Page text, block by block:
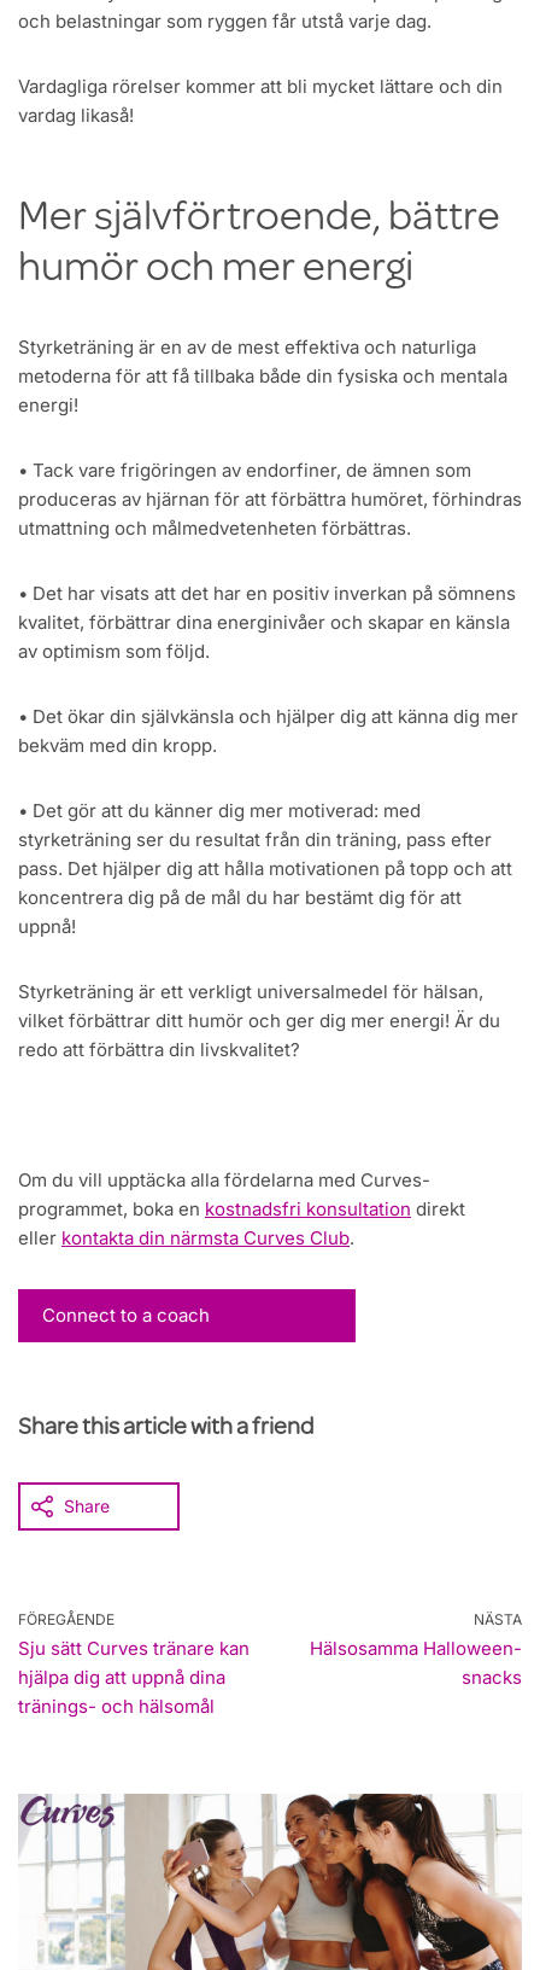
och belastningar som ryggen får utstå varje dag.
Vardagliga rörelser kommer att bli mycket lättare och din
vardag likaså!
Mer självförtroende, bättre
humör och mer energi
Styrketräning är en av de mest effektiva och naturliga
metoderna för att få tillbaka både din fysiska och mentala
energi!
• Tack vare frigöringen av endorfiner, de ämnen som
produceras av hjärnan för att förbättra humöret, förhindras
utmattning och målmedvetenheten förbättras.
• Det har visats att det har en positiv inverkan på sömnens
kvalitet, förbättrar dina energinivåer och skapar en känsla
av optimism som följd.
• Det ökar din självkänsla och hjälper dig att känna dig mer
bekväm med din kropp.
• Det gör att du känner dig mer motiverad: med
styrketräning ser du resultat från din träning, pass efter
pass. Det hjälper dig att hålla motivationen på topp och att
koncentrera dig på de mål du har bestämt dig för att
uppnå!
Styrketräning är ett verkligt universalmedel för hälsan,
vilket förbättrar ditt humör och ger dig mer energi! Är du
redo att förbättra din livskvalitet?
Om du vill upptäcka alla fördelarna med Curves-
programmet, boka en kostnadsfri konsultation direkt
eller kontakta din närmsta Curves Club.
Connect to a coach
Share this article with a friend
Share
FÖREGÅENDE
Sju sätt Curves tränare kan
hjälpa dig att uppnå dina
tränings- och hälsomål
NÄSTA
Hälsosamma Halloween-
snacks